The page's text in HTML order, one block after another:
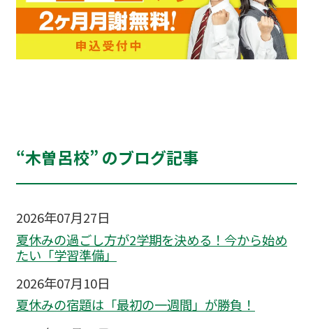
“木曽呂校” のブログ記事
2026年07月27日
夏休みの過ごし方が2学期を決める！今から始め
たい「学習準備」
2026年07月10日
夏休みの宿題は「最初の一週間」が勝負！